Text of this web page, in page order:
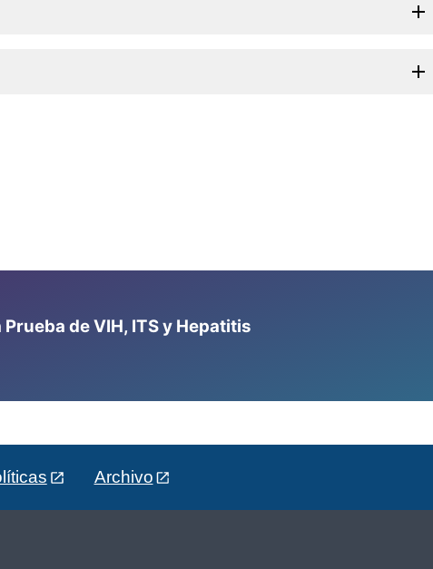
de VIH, ITS y Hepatitis
Archivo